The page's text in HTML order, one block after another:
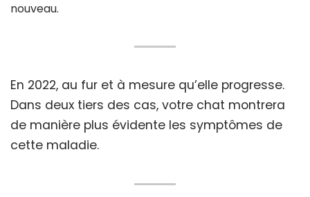
nouveau.
En 2022, au fur et à mesure qu’elle progresse.
Dans deux tiers des cas, votre chat montrera
de manière plus évidente les symptômes de
cette maladie.